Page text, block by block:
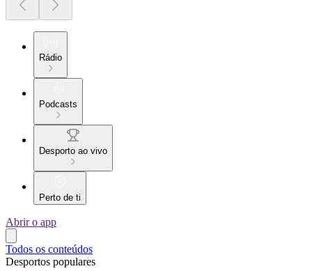
Rádio
Podcasts
Desporto ao vivo
Perto de ti
Abrir o app
Todos os conteúdos
Desportos populares